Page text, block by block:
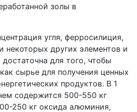
золы в
угля, ферросилиция,
некоторых других элементов и
для того, чтобы
сырье для получения ценных
продуктов. В 1
содержится 500-550 кг
250 кг оксида алюминия,